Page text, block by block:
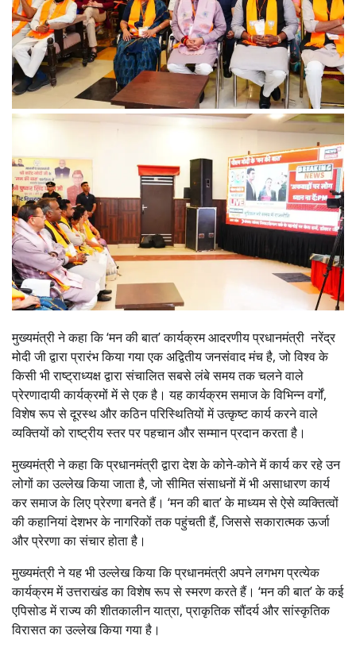
मुख्यमंत्री ने कहा कि ‘मन की बात’ कार्यक्रम आदरणीय प्रधानमंत्री नरेंद्र
मोदी जी द्वारा प्रारंभ किया गया एक अद्वितीय जनसंवाद मंच है, जो विश्व के
किसी भी राष्ट्राध्यक्ष द्वारा संचालित सबसे लंबे समय तक चलने वाले
प्रेरणादायी कार्यक्रमों में से एक है। यह कार्यक्रम समाज के विभिन्न वर्गों,
विशेष रूप से दूरस्थ और कठिन परिस्थितियों में उत्कृष्ट कार्य करने वाले
व्यक्तियों को राष्ट्रीय स्तर पर पहचान और सम्मान प्रदान करता है।
मुख्यमंत्री ने कहा कि प्रधानमंत्री द्वारा देश के कोने-कोने में कार्य कर रहे उन
लोगों का उल्लेख किया जाता है, जो सीमित संसाधनों में भी असाधारण कार्य
कर समाज के लिए प्रेरणा बनते हैं। ‘मन की बात’ के माध्यम से ऐसे व्यक्तित्वों
की कहानियां देशभर के नागरिकों तक पहुंचती हैं, जिससे सकारात्मक ऊर्जा
और प्रेरणा का संचार होता है।
मुख्यमंत्री ने यह भी उल्लेख किया कि प्रधानमंत्री अपने लगभग प्रत्येक
कार्यक्रम में उत्तराखंड का विशेष रूप से स्मरण करते हैं। ‘मन की बात’ के कई
एपिसोड में राज्य की शीतकालीन यात्रा, प्राकृतिक सौंदर्य और सांस्कृतिक
विरासत का उल्लेख किया गया है।